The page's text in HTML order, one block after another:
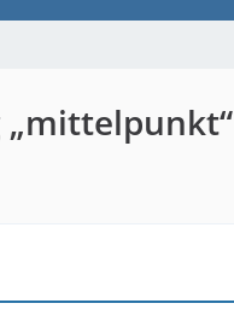
„mittelpunkt“